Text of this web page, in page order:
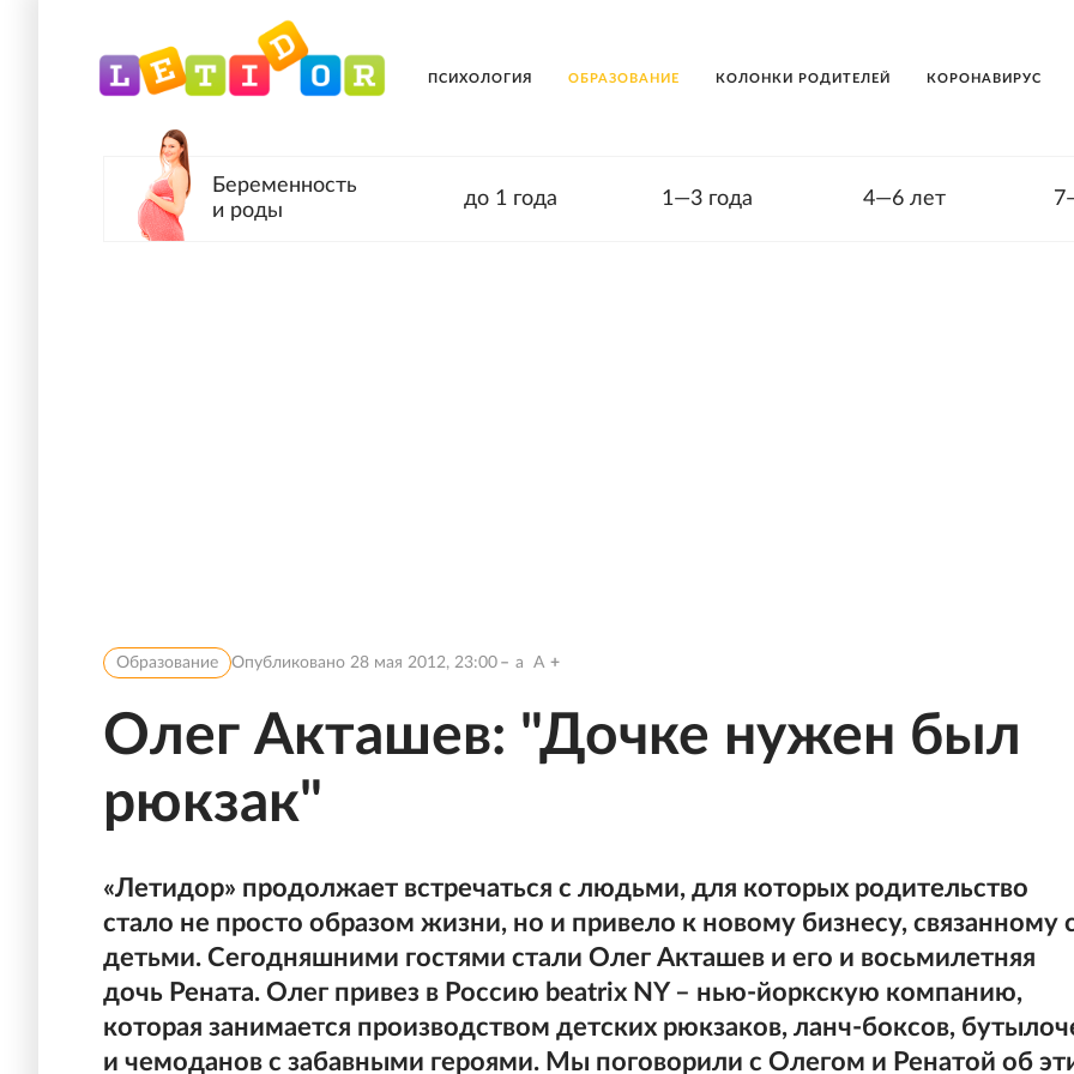
ПСИХОЛОГИЯ ОБРАЗОВАНИЕ КОЛОНКИ РОДИТЕЛЕЙ КОРОНАВИРУС
Беременность
и роды
до 1 года 1—3 года 4—6 лет
Образование Опубликовано 28 мая 2012, 23:00 a A
Олег Акташев: "Дочке нужен был
рюкзак"
«Летидор» продолжает встречаться с людьми, для которых родительство
стало не просто образом жизни, но и привело к новому бизнесу, связанному
детьми. Сегодняшними гостями стали Олег Акташев и его и восьмилетняя
дочь Рената. Олег привез в Россию beatrix NY – нью-йоркскую компанию,
которая занимается производством детских рюкзаков, ланч-боксов,
и чемоданов с забавными героями. Мы поговорили с Олегом и Ренатой об